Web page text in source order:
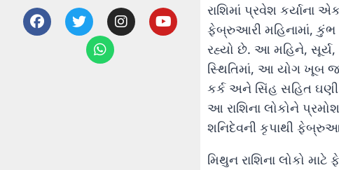
રાશિમાં પ્રવેશ કર્યાના
ફેબ્રુઆરી મહિનામાં, કુંભ
રહ્યો છે. આ મહિને,
સ્થિતિમાં, આ યોગ ખૂબ
કર્ક અને સિંહ સહિત
આ રાશિના લોકોને
શનિદેવની કૃપાથી
મિથુન રાશિના લોકો